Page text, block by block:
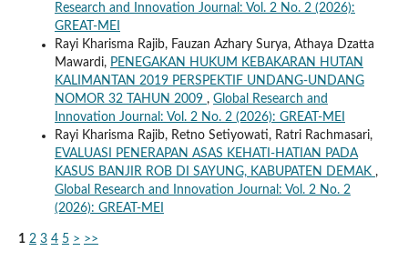
Research and Innovation Journal: Vol. 2 No. 2 (2026):
GREAT-MEI
Rayi Kharisma Rajib, Fauzan Azhary Surya, Athaya Dzatta
Mawardi, PENEGAKAN HUKUM KEBAKARAN HUTAN
KALIMANTAN 2019 PERSPEKTIF UNDANG-UNDANG
NOMOR 32 TAHUN 2009 , Global Research and
Innovation Journal: Vol. 2 No. 2 (2026): GREAT-MEI
Rayi Kharisma Rajib, Retno Setiyowati, Ratri Rachmasari,
EVALUASI PENERAPAN ASAS KEHATI-HATIAN PADA
KASUS BANJIR ROB DI SAYUNG, KABUPATEN DEMAK ,
Global Research and Innovation Journal: Vol. 2 No. 2
(2026): GREAT-MEI
1 2 3 4 5 > >>